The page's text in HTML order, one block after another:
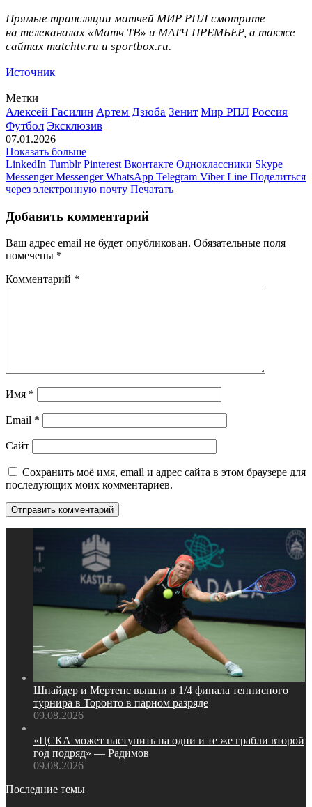
Прямые трансляции матчей МИР РПЛ смотрите
на телеканалах «Матч ТВ» и МАТЧ ПРЕМЬЕР, а также
сайтах matchtv.ru и sportbox.ru.
Источник
Метки
Алексей Гасилин Артем Дзюба Зенит Мир РПЛ Россия
Футбол Эксклюзив
07.01.2026
Показать больше
LinkedIn Tumblr Pinterest Вконтакте Одноклассники Skype
Messenger Messenger WhatsApp Telegram Viber Line Поделиться
через электронную почту Печатать
Добавить комментарий
Ваш адрес email не будет опубликован. Обязательные поля
помечены *
Комментарий *
Имя *
Email *
Сайт
Сохранить моё имя, email и адрес сайта в этом браузере для
последующих моих комментариев.
Шнайдер и Мертенс вышли в 1/4 финала теннисного
турнира в Торонто в парном разряде
09.08.2026
«ЦСКА может наступить на одни и те же грабли второй
год подряд» — Радимов
09.08.2026
Последние темы